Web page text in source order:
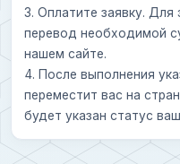
3. Оплатите заявку.
перевод необходимой
нашем сайте.
4. После выполнения
переместит вас на
будет указан статус